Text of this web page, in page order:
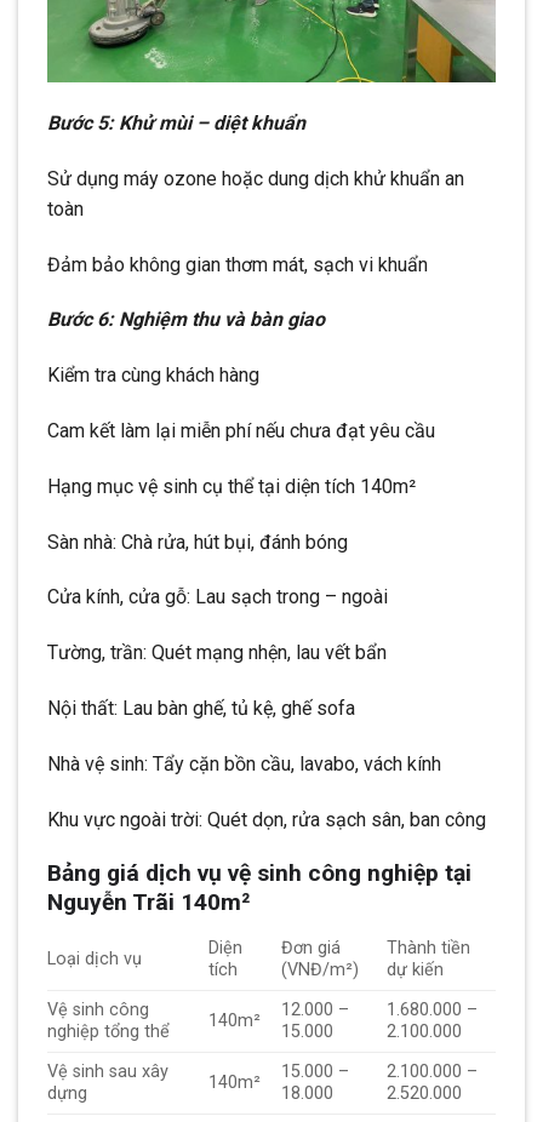
Bước 5: Khử mùi – diệt khuẩn
Sử dụng máy ozone hoặc dung dịch khử khuẩn an
toàn
Đảm bảo không gian thơm mát, sạch vi khuẩn
Bước 6: Nghiệm thu và bàn giao
Kiểm tra cùng khách hàng
Cam kết làm lại miễn phí nếu chưa đạt yêu cầu
Hạng mục vệ sinh cụ thể tại diện tích 140m²
Sàn nhà: Chà rửa, hút bụi, đánh bóng
Cửa kính, cửa gỗ: Lau sạch trong – ngoài
Tường, trần: Quét mạng nhện, lau vết bẩn
Nội thất: Lau bàn ghế, tủ kệ, ghế sofa
Nhà vệ sinh: Tẩy cặn bồn cầu, lavabo, vách kính
Khu vực ngoài trời: Quét dọn, rửa sạch sân, ban công
Bảng giá dịch vụ vệ sinh công nghiệp tại
Nguyễn Trãi 140m²
Loại dịch vụ
Diện
tích
Đơn giá
(VNĐ/m²)
Thành tiền
dự kiến
Vệ sinh công
nghiệp tổng thể
140m²
12.000 –
15.000
1.680.000 –
2.100.000
Vệ sinh sau xây
dựng
140m²
15.000 –
18.000
2.100.000 –
2.520.000